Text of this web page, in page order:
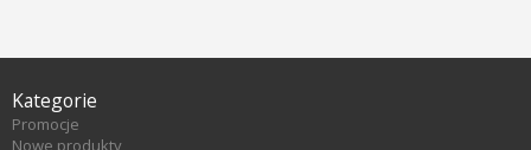
Kategorie
Promocje
Nowe produkty